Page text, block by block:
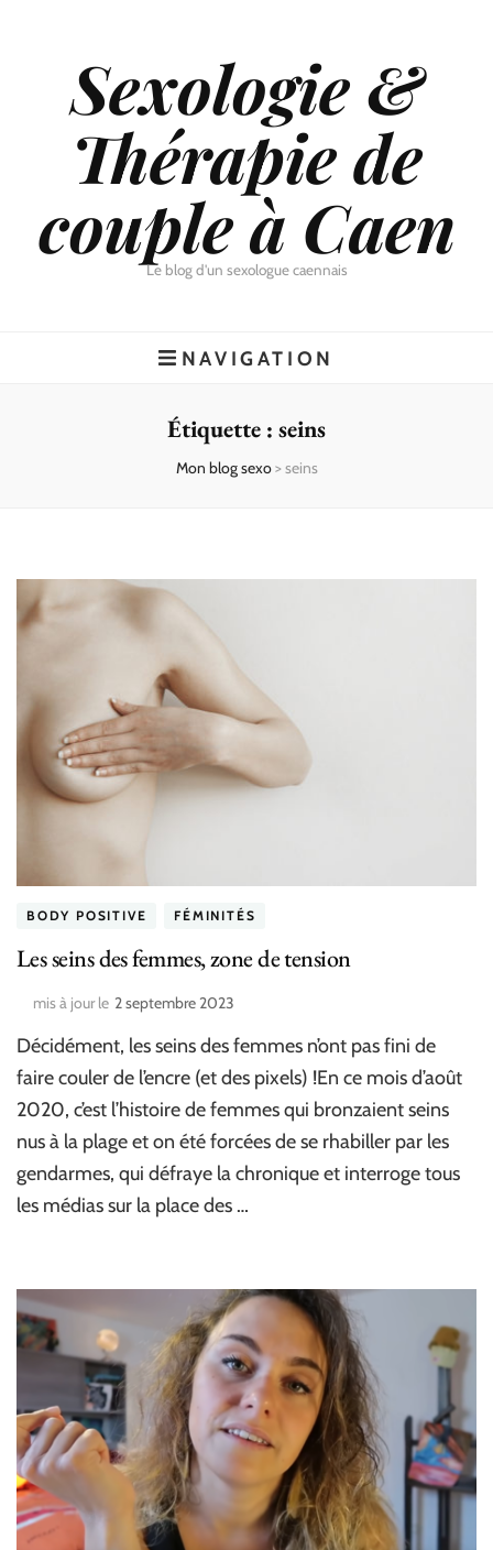
Sexologie &
Thérapie de
couple à Caen
Le blog d'un sexologue caennais
NAVIGATION
Étiquette : seins
Mon blog sexo>seins
BODY POSITIVE FÉMINITÉS
Les seins des femmes, zone de tension
mis à jour le 2 septembre 2023
Décidément, les seins des femmes n’ont pas fini de
faire couler de l’encre (et des pixels) !En ce mois d’août
2020, c’est l’histoire de femmes qui bronzaient seins
nus à la plage et on été forcées de se rhabiller par les
gendarmes, qui défraye la chronique et interroge tous
les médias sur la place des …